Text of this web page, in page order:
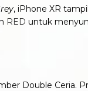
, iPhone XR
RED untuk
Double Ceria.